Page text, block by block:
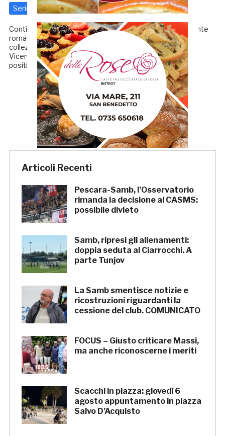
Serie C 7 Novembre 2017 diRedazione GRB
Continua il momento no di Lorenzo Sorrentino. L’attaccante
romano, poco impiegato in questo inizio di stagione, ha
collezionato qualche minuto nella deludente trasferta di
Vicenza, dove la sua prestazione non è stata comunque
positiva. Al […]
← Precedenti 2
Articoli Recenti
Pescara-Samb, l’Osservatorio
rimanda la decisione al CASMS:
possibile divieto
Samb, ripresi gli allenamenti:
doppia seduta al Ciarrocchi. A
parte Tunjov
La Samb smentisce notizie e
ricostruzioni riguardanti la
cessione del club. COMUNICATO
FOCUS – Giusto criticare Massi,
ma anche riconoscerne i meriti
Scacchi in piazza: giovedì 6
agosto appuntamento in piazza
Salvo D’Acquisto